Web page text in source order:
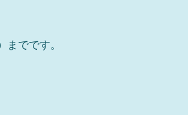
までです。